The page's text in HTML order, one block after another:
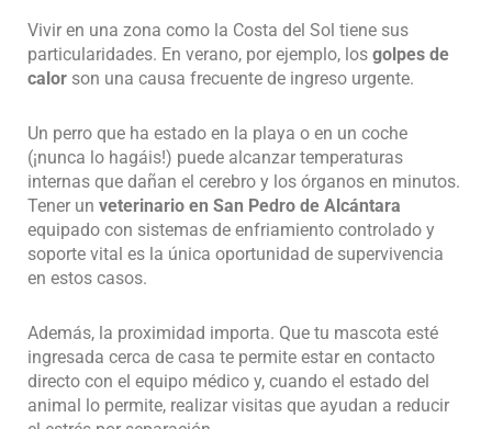
Vivir en una zona como la Costa del Sol tiene sus
particularidades. En verano, por ejemplo, los golpes de
calor son una causa frecuente de ingreso urgente.
Un perro que ha estado en la playa o en un coche
(¡nunca lo hagáis!) puede alcanzar temperaturas
internas que dañan el cerebro y los órganos en minutos.
Tener un veterinario en San Pedro de Alcántara
equipado con sistemas de enfriamiento controlado y
soporte vital es la única oportunidad de supervivencia
en estos casos.
Además, la proximidad importa. Que tu mascota esté
ingresada cerca de casa te permite estar en contacto
directo con el equipo médico y, cuando el estado del
animal lo permite, realizar visitas que ayudan a reducir